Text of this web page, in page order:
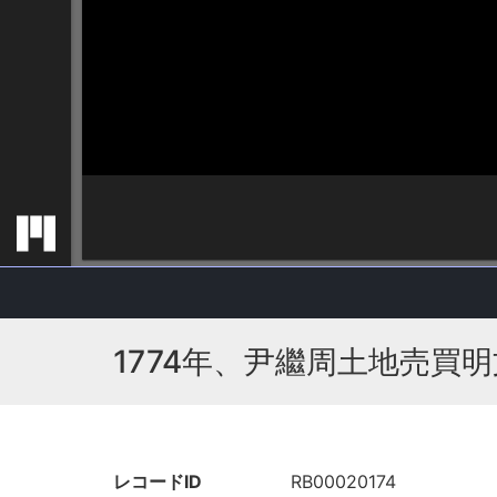
1774年、尹繼周土地売買
レコードID RB00020174